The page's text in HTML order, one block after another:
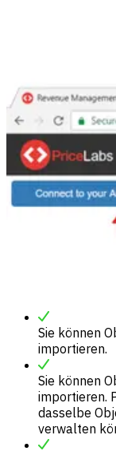
Sie können
importieren.
Sie können
importieren.
dasselbe
verwalten